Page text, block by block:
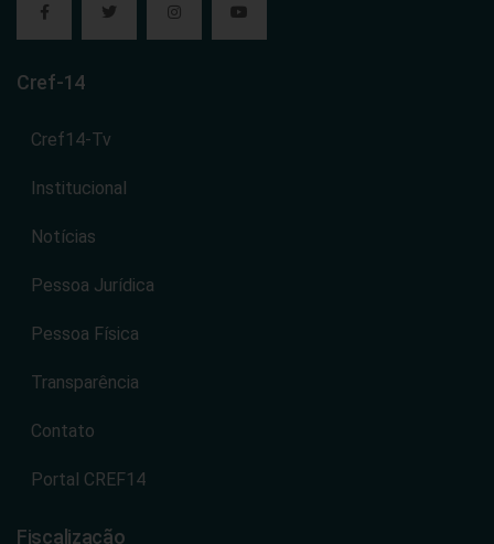
Cref-14
Cref14-Tv
Institucional
Notícias
Pessoa Jurídica
Pessoa Física
Transparência
Contato
Portal CREF14
Fiscalização